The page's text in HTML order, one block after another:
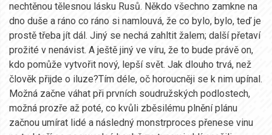
nechtěnou tělesnou lásku Rusů. Někdo všechno zamkne na
dno duše a ráno co ráno si namlouvá, že co bylo, bylo, teď je
prostě třeba jít dál. Jiný se nechá zahltit žalem; další přetaví
prožité v nenávist. A ještě jiný ve víru, že to bude právě on,
kdo pomůže vytvořit nový, lepší svět. Jak dlouho trvá, než
člověk přijde o iluze?Tím déle, oč horoucněji se k nim upínal.
Možná začne váhat při prvních soudružských podlostech,
možná prozře až poté, co kvůli zběsilému plnění plánu
začnou umírat lidé a následný monstrproces přenese vinu